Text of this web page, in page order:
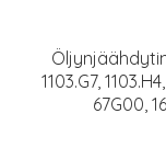
1103.G7,
67G00,